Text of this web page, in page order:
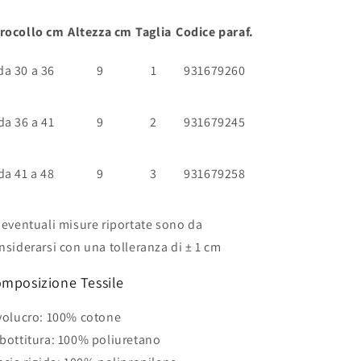
cm Altezza cm Taglia Codice paraf.
30 a 36 9 1 931679260
36 a 41 9 2 931679245
41 a 48 9 3 931679258
eventuali misure riportate sono da
con una tolleranza di ± 1 cm
Tessile
100% cotone
100% poliuretano